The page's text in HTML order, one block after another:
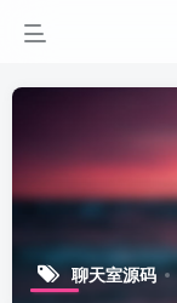
聊天室源码